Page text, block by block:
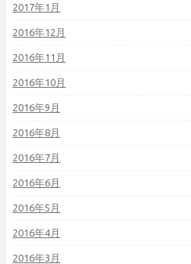
2017年1月
2016年12月
2016年11月
2016年10月
2016年9月
2016年8月
2016年7月
2016年6月
2016年5月
2016年4月
2016年3月